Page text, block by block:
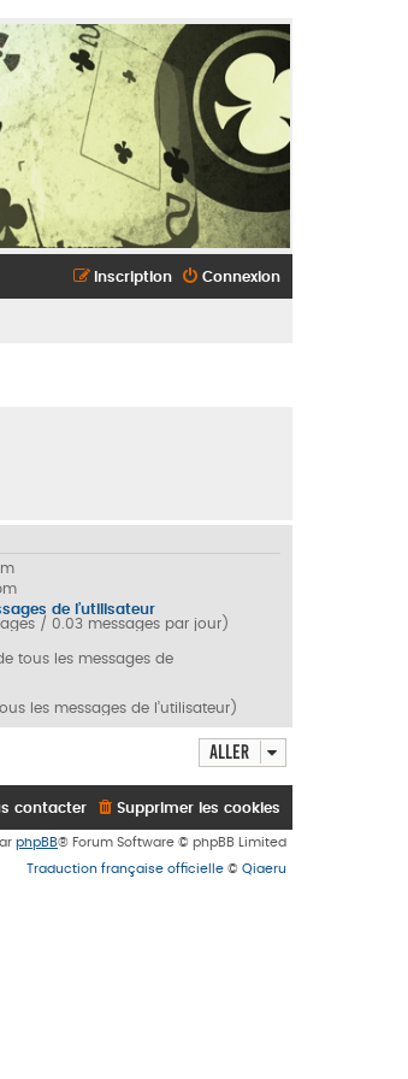
Connexion
Inscription
de l’utilisateur
/ 0.03 messages par jour)
tous les messages de
les messages de l’utilisateur)
Aller
Supprimer les cookies
contacter
phpBB® Forum Software © phpBB Limited
Traduction française officielle © Qiaeru